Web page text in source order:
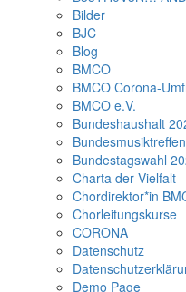
Bilder
BJC
Blog
BMCO
BMCO Corona-
BMCO e.V.
Bundeshaushalt
Bundestagswahl
Charta der Vielfalt
Chordirektor*in
Chorleitungskurse
CORONA
Datenschutz
Demo Page